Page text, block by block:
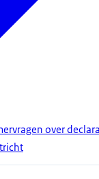
over